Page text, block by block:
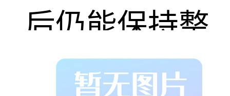
后仍能保持整
体性，避免二